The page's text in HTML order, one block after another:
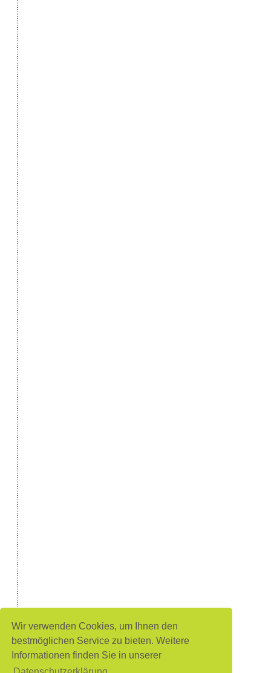
Wir verwenden Cookies, um Ihnen den
bestmöglichen Service zu bieten. Weitere
Informationen finden Sie in unserer